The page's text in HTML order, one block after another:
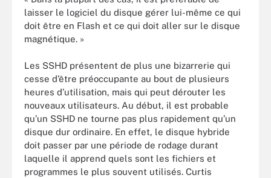
laisser le logiciel du disque gérer lui-même ce qui
doit être en Flash et ce qui doit aller sur le disque
magnétique. »
Les SSHD présentent de plus une bizarrerie qui
cesse d’être préoccupante au bout de plusieurs
heures d’utilisation, mais qui peut dérouter les
nouveaux utilisateurs. Au début, il est probable
qu’un SSHD ne tourne pas plus rapidement qu’un
disque dur ordinaire. En effet, le disque hybride
doit passer par une période de rodage durant
laquelle il apprend quels sont les fichiers et
programmes le plus souvent utilisés. Curtis